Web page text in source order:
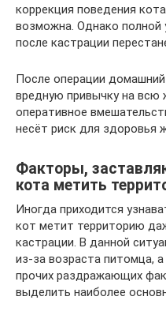
коррекция поведения
возможна. Однако полной
после кастрации
После операции
вредную привычку на
оперативное
несёт риск для здоровья
Факторы,
кота метить
Иногда приходится
кот метит территорию
кастрации. В данной
из-за возраста питомца,
прочих раздражающих
выделить наиболее